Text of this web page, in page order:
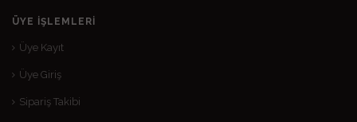
ÜYE İŞLEMLERI
Üye Kayıt
Üye Giriş
Sipariş Takibi